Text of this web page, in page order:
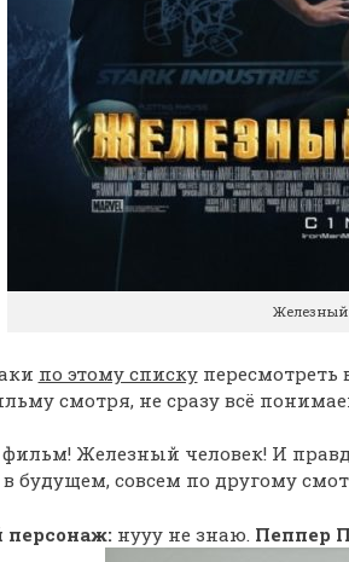
Железный
по этому спискупересмотреть
смотря, не сразу всё
Железный человек! И
будущем, совсем по другому
нууу не знаю. Пеппер